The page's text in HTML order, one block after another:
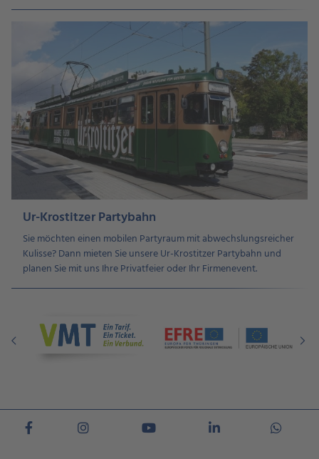
Ur-Krostitzer Partybahn
Sie möchten einen mobilen Partyraum mit abwechslungsreicher
Kulisse? Dann mieten Sie unsere Ur-Krostitzer Partybahn und
planen Sie mit uns Ihre Privatfeier oder Ihr Firmenevent.